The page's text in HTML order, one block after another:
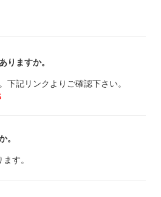
りますか。
下記リンクよりご確認下さい。
。
す。